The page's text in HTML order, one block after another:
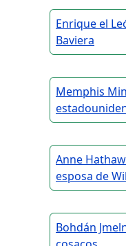
Enrique el
Baviera
Memphis
Anne
esposa de
Bohdán